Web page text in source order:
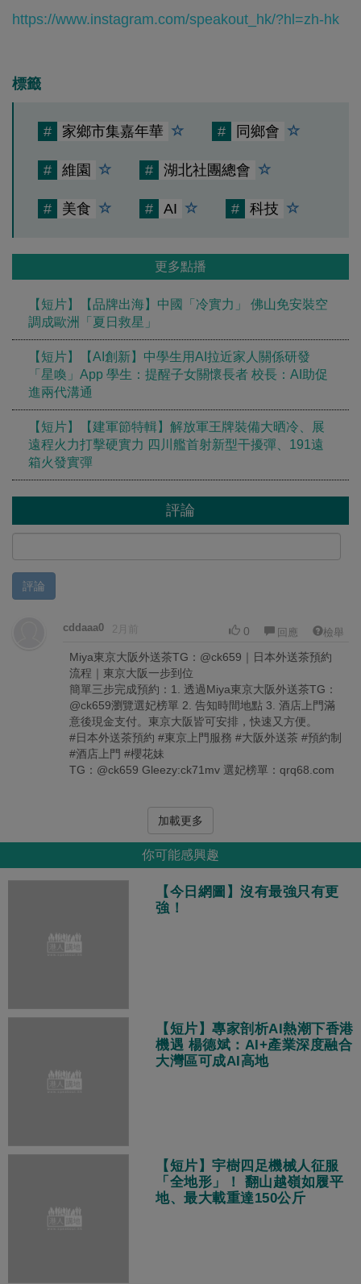
https://www.instagram.com/speakout_hk/?hl=zh-hk
標籤
# 家鄉市集嘉年華 # 同鄉會
# 維園 # 湖北社團總會
# 美食 # AI # 科技
更多點播
【短片】【品牌出海】中國「冷實力」 佛山免安裝空
調成歐洲「夏日救星」
【短片】【AI創新】中學生用AI拉近家人關係研發
「星喚」App 學生：提醒子女關懷長者 校長：AI助促
進兩代溝通
【短片】【建軍節特輯】解放軍王牌裝備大晒冷、展
遠程火力打擊硬實力 四川艦首射新型干擾彈、191遠
箱火發實彈
評論
評論
cddaaa0 2月前 0 回應 檢舉
Miya東京大阪外送茶TG：@ck659｜日本外送茶預約
流程｜東京大阪一步到位
簡單三步完成預約：1. 透過Miya東京大阪外送茶TG：
@ck659瀏覽選妃榜單 2. 告知時間地點 3. 酒店上門滿
意後現金支付。東京大阪皆可安排，快速又方便。
#日本外送茶預約 #東京上門服務 #大阪外送茶 #預約制
#酒店上門 #櫻花妹
TG：@ck659 Gleezy:ck71mv 選妃榜單：qrq68.com
加載更多
你可能感興趣
【今日網圖】沒有最強只有更
強！
【短片】專家剖析AI熱潮下香港
機遇 楊德斌：AI+產業深度融合
大灣區可成AI高地
【短片】宇樹四足機械人征服
「全地形」！ 翻山越嶺如履平
地、最大載重達150公斤